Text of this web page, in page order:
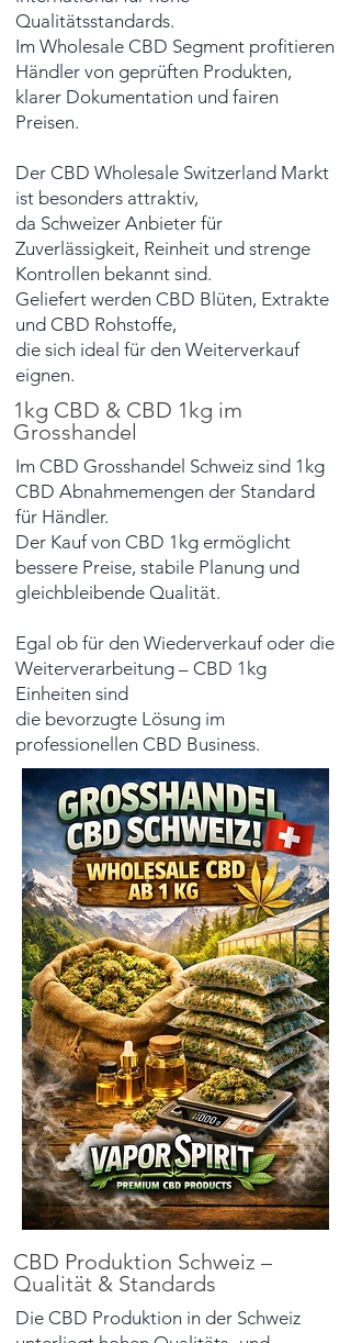
Qualitätsstandards.
Im Wholesale CBD Segment profitieren
Händler von geprüften Produkten,
klarer Dokumentation und fairen
Preisen.
Der CBD Wholesale Switzerland Markt
ist besonders attraktiv,
da Schweizer Anbieter für
Zuverlässigkeit, Reinheit und strenge
Kontrollen bekannt sind.
Geliefert werden CBD Blüten, Extrakte
und CBD Rohstoffe,
die sich ideal für den Weiterverkauf
eignen.
1kg CBD & CBD 1kg im
Grosshandel
Im CBD Grosshandel Schweiz sind 1kg
CBD Abnahmemengen der Standard
für Händler.
Der Kauf von CBD 1kg ermöglicht
bessere Preise, stabile Planung und
gleichbleibende Qualität.
Egal ob für den Wiederverkauf oder die
Weiterverarbeitung – CBD 1kg
Einheiten sind
die bevorzugte Lösung im
professionellen CBD Business.
CBD Produktion Schweiz –
Qualität & Standards
Die CBD Produktion in der Schweiz